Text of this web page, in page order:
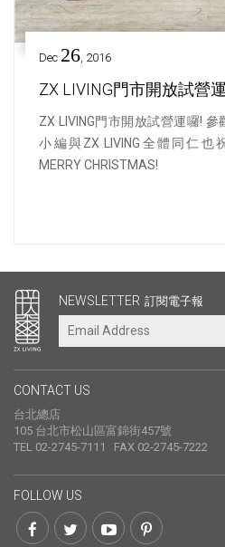
Dec 26, 2016
ZX LIVING門市開放試營
ZX LIVING門市開放試營運囉!
小編與ZX LIVING全體同仁
MERRY CHRISTMAS!
NEWSLETTER 訂閱電子報
CONTACT US
台北總店
105 台北市松山區富錦街457號
TEL 02-2745-7111 FAX 02-2745-7222
FOLLOW US